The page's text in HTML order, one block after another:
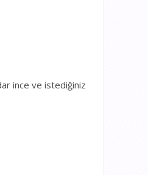
ince ve istediğiniz